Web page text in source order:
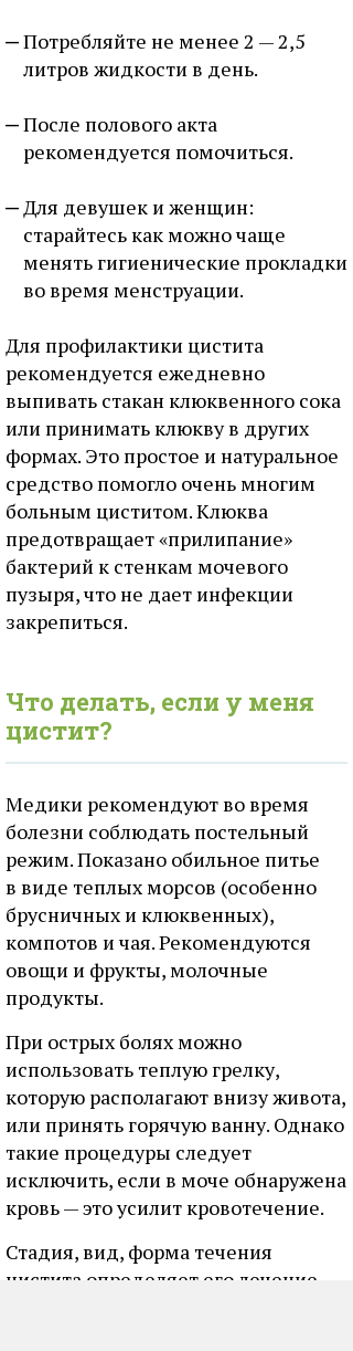
Потребляйте не менее 2 — 2,5
литров жидкости в день.
После полового акта
рекомендуется помочиться.
Для девушек и женщин:
старайтесь как можно чаще
менять гигиенические прокладки
во время менструации.
Для профилактики цистита
рекомендуется ежедневно
выпивать стакан клюквенного сока
или принимать клюкву в других
формах. Это простое и натуральное
средство помогло очень многим
больным циститом. Клюква
предотвращает «прилипание»
бактерий к стенкам мочевого
пузыря, что не дает инфекции
закрепиться.
Что делать, если у меня
цистит?
Медики рекомендуют во время
болезни соблюдать постельный
режим. Показано обильное питье
в виде теплых морсов (особенно
брусничных и клюквенных),
компотов и чая. Рекомендуются
овощи и фрукты, молочные
продукты.
При острых болях можно
использовать теплую грелку,
которую располагают внизу живота,
или принять горячую ванну. Однако
такие процедуры следует
исключить, если в моче обнаружена
кровь — это усилит кровотечение.
Стадия, вид, форма течения
цистита определяет его лечение.